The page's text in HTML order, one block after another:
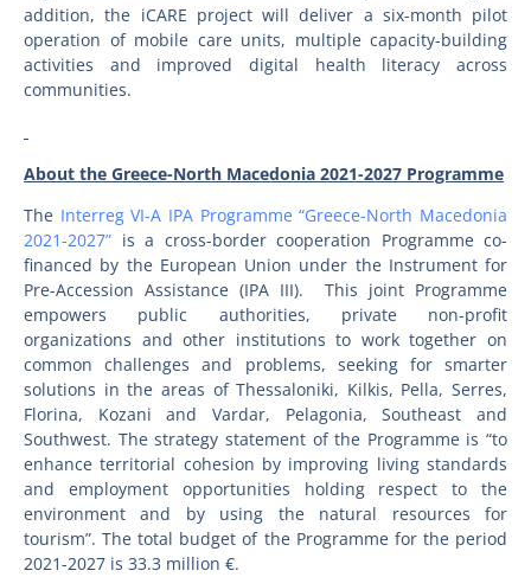
addition, the iCARE project will deliver a six-month pilot
operation of mobile care units, multiple capacity-building
activities and improved digital health literacy across
communities.
About the Greece-North Macedonia 2021-2027 Programme
The Interreg VI-A IPA Programme “Greece-North Macedonia
2021-2027” is a cross-border cooperation Programme co-
financed by the European Union under the Instrument for
Pre-Accession Assistance (IPA III). This joint Programme
empowers public authorities, private non-profit
organizations and other institutions to work together on
common challenges and problems, seeking for smarter
solutions in the areas of Thessaloniki, Kilkis, Pella, Serres,
Florina, Kozani and Vardar, Pelagonia, Southeast and
Southwest. The strategy statement of the Programme is “to
enhance territorial cohesion by improving living standards
and employment opportunities holding respect to the
environment and by using the natural resources for
tourism”. The total budget of the Programme for the period
2021-2027 is 33.3 million €.